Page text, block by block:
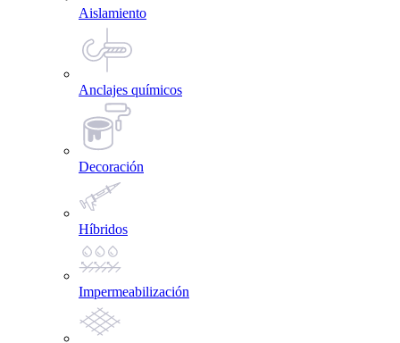
Aislamiento
Anclajes químicos
Decoración
Híbridos
Impermeabilización